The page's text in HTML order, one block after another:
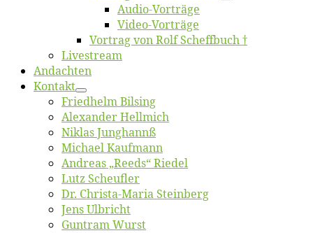
Au­dio-Vor­trä­ge
Vi­deo-Vor­trä­ge
Vor­trag von Rolf Scheffbuch †
Live­stream
An­dach­ten
Kon­takt
Fried­helm Bilsing
Alex­an­der Hellmich
Ni­klas Junghannß
Mi­cha­el Kaufmann
An­dre­as „Reeds“ Riedel
Lutz Scheuf­ler
Dr. Chris­­ta-Ma­ria Steinberg
Jens Ulb­richt
Gun­tram Wurst